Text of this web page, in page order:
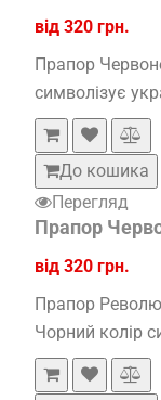
від 320 грн.
Прапор
символізує
До кошика
Перегляд
Прапор
від 320 грн.
Прапор
Чорний колір